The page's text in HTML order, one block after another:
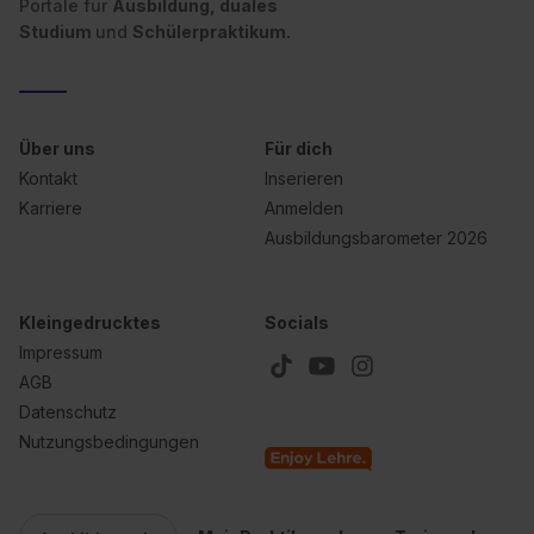
Portale für Ausbildung, duales
Studium und Schülerpraktikum.
Über uns
Kontakt
Karriere
Für dich
Inserieren
Anmelden
Ausbildungsbarometer 2026
Kleingedrucktes
Impressum
AGB
Datenschutz
Nutzungsbedingungen
Socials